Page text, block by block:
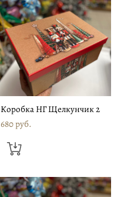
Коробка НГ Щелкунчик 2
680 pуб.